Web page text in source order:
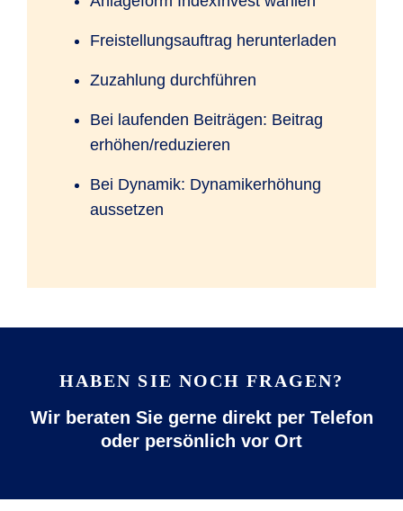
Tagesaktuelle Informationen zuraktuellen
Wertentwicklung des SOMAS Index.
Freistellungsauftrag herunterladen
Zuzahlung durchführen
Bei laufenden Beiträgen: Beitrag
erhöhen/reduzieren
Bei Dynamik: Dynamikerhöhung
aussetzen
HABEN SIE NOCH FRAGEN?
Wir beraten Sie gerne direkt per Telefon
oder persönlich vor Ort